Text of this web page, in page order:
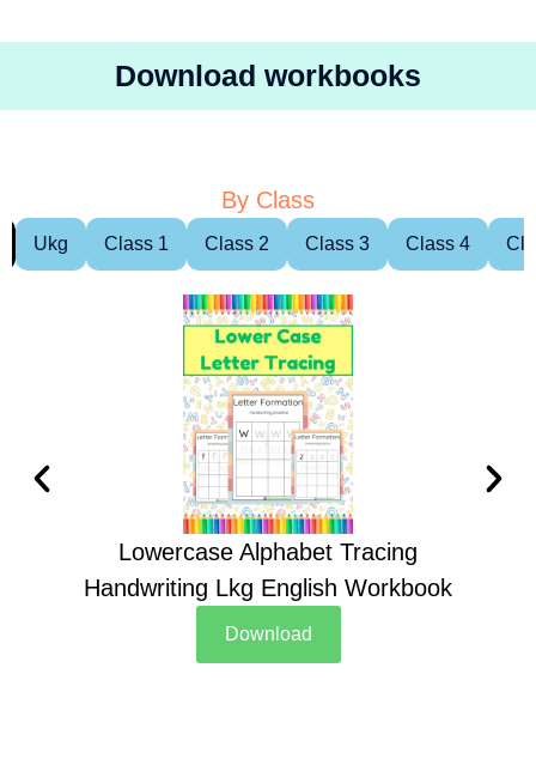
Download workbooks
By Class
Ukg Class 1 Class 2 Class 3 Class 4
Lowercase Alphabet Tracing
Handwriting Lkg English Workbook
Download